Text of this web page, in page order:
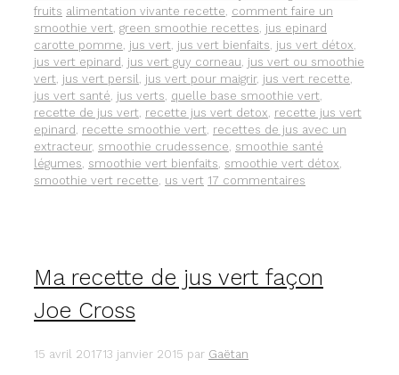
JUS
VERT
fruits Étiquettes
alimentation vivante recette, comment faire un
smoothie vert, green smoothie recettes, jus epinard
carotte pomme, jus vert, jus vert bienfaits, jus vert détox,
jus vert epinard , jus vert guy corneau, jus vert ou smoothie
vert, jus vert persil, jus vert pour maigrir, jus vert recette,
jus vert santé, jus verts, quelle base smoothie vert,
recette de jus vert, recette jus vert detox, recette jus vert
epinard , recette smoothie vert, recettes de jus avec un
extracteur, smoothie crudessence, smoothie santé
légumes, smoothie vert bienfaits, smoothie vert détox,
smoothie vert recette, us vert 17 commentaires
Ma recette de jus vert façon
Joe Cross
15 avril 201713 janvier 2015 par Gaëtan